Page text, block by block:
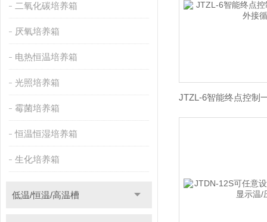
二氧化碳培养箱
厌氧培养箱
电热恒温培养箱
光照培养箱
霉菌培养箱
恒温恒湿培养箱
生化培养箱
低温/恒温/高温槽